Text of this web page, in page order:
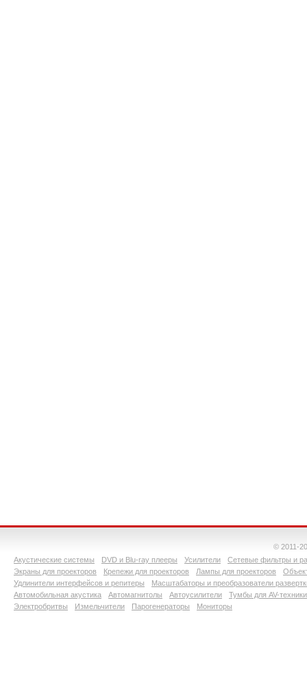
© 2011-
Акустические системы
DVD и Blu-ray плееры Усилители
Сетевые фильтры и
Экраны для проекторов
Крепежи для проекторов Лампы для проекторов
Удлинители интерфейсов и репитеры
Масштабаторы и преобразователи
Автомобильная акустика
Автомагнитолы Автоусилители
Тумбы для AV-техники
Электробритвы
Измельчители Парогенераторы Мониторы